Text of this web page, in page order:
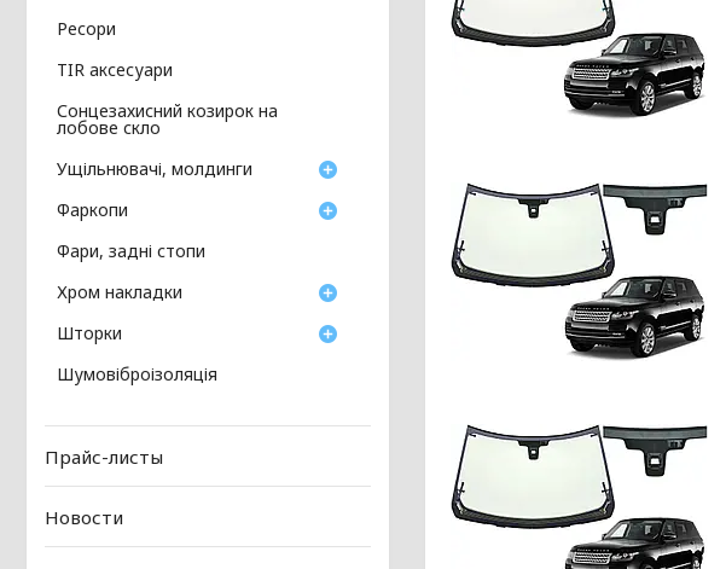
Ресори
TIR аксесуари
Сонцезахисний козирок на
лобове скло
Ущільнювачі, молдинги
Фаркопи
Фари, задні стопи
Хром накладки
Шторки
Шумовіброізоляція
Прайс-листы
Новости